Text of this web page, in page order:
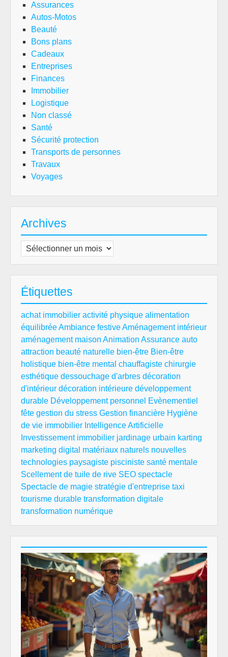
Assurances
Autos-Motos
Beauté
Bons plans
Cadeaux
Entreprises
Finances
Immobilier
Logistique
Non classé
Santé
Sécurité protection
Transports de personnes
Travaux
Voyages
Archives
Archives
Étiquettes
achat immobilier activité physique alimentation
équilibréeAmbiance festiveAménagement intérieur
aménagement maison Animation Assurance auto
attraction beauté naturelle bien-être Bien-être
holistique bien-être mental chauffagiste chirurgie
esthétique dessouchage d'arbres décoration
d'intérieur décoration intérieure développement
durable Développement personnel Evènementiel
fête gestion du stress Gestion financière Hygiène
de vie immobilier Intelligence Artificielle
Investissement immobilier jardinage urbain karting
marketing digital matériaux naturels nouvelles
technologies paysagiste pisciniste santé mentale
Scellement de tuile de rive SEO spectacle
Spectacle de magie stratégie d'entreprise taxi
tourisme durable transformation digitale
transformation numérique